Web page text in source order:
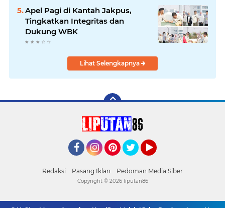
Apel Pagi di Kantah Jakpus,
Tingkatkan Integritas dan
Dukung WBK
Lihat Selengkapnya
Redaksi Pasang Iklan Pedoman Media Siber
Copyright © 2026 liputan86